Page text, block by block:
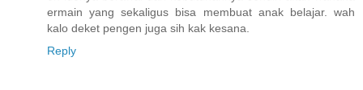
ermain yang sekaligus bisa membuat anak belajar. wah
kalo deket pengen juga sih kak kesana.
Reply